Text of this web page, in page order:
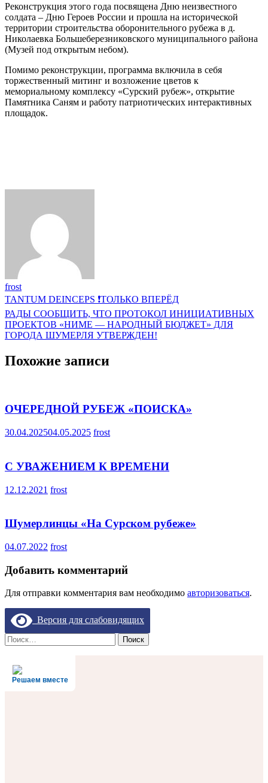
РЕКОНСТРУКЦИИ
Реконструкция этого года посвящена Дню неизвестного
солдата – Дню Героев России и прошла на исторической
территории строительства оборонительного рубежа в д.
Николаевка Большеберезниковского муниципального района
(Музей под открытым небом).
Помимо реконструкции, программа включила в себя
торжественный митинг и возложение цветов к
мемориальному комплексу «Сурский рубеж», открытие
Памятника Саням и работу патриотических интерактивных
площадок.
frost
Навигация
по
записям
TANTUM DEINCEPS ❗ТОЛЬКО ВПЕРЁД
РАДЫ СООБЩИТЬ, ЧТО ПРОТОКОЛ ИНИЦИАТИВНЫХ
ПРОЕКТОВ «НИМЕ — НАРОДНЫЙ БЮДЖЕТ» ДЛЯ
ГОРОДА ШУМЕРЛЯ УТВЕРЖДЕН!
Похожие записи
ОЧЕРЕДНОЙ РУБЕЖ «ПОИСКА»
30.04.202504.05.2025 frost
С УВАЖЕНИЕМ К ВРЕМЕНИ
12.12.2021 frost
Шумерлинцы «На Сурском рубеже»
04.07.2022 frost
Добавить комментарий
Для отправки комментария вам необходимо авторизоваться.
Версия для слабовидящих
Найти:
Решаем вместе